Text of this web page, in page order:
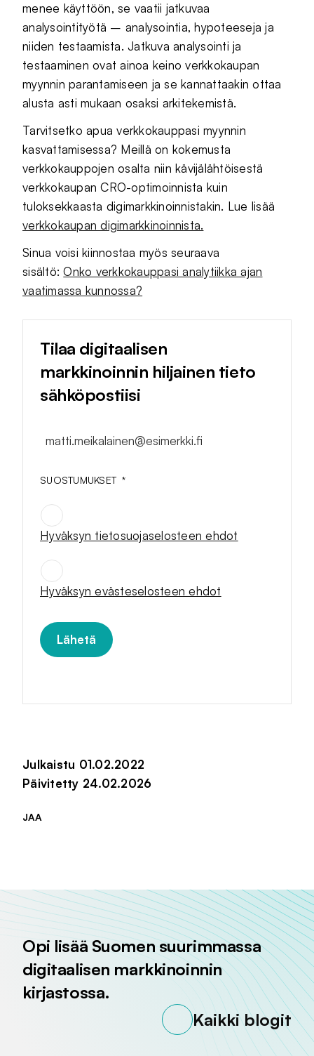
menee käyttöön, se vaatii jatkuvaa
analysointityötä – analysointia, hypoteeseja ja
niiden testaamista. Jatkuva analysointi ja
testaaminen ovat ainoa keino verkkokaupan
myynnin parantamiseen ja se kannattaakin ottaa
alusta asti mukaan osaksi arkitekemistä.
Tarvitsetko apua verkkokauppasi myynnin
kasvattamisessa? Meillä on kokemusta
verkkokauppojen osalta niin kävijälähtöisestä
verkkokaupan CRO-optimoinnista kuin
tuloksekkaasta digimarkkinoinnistakin. Lue lisää
verkkokaupan digimarkkinoinnista.
Sinua voisi kiinnostaa myös seuraava
sisältö:Onko verkkokauppasi analytiikka ajan
vaatimassa kunnossa?
Tilaa digitaalisen
markkinoinnin hiljainen tieto
sähköpostiisi
SUOSTUMUKSET *
Hyväksyn tietosuojaselosteen ehdot
SUOSTUMUKSET
Hyväksyn evästeselosteen ehdot
Julkaistu 01.02.2022
Päivitetty 24.02.2026
JAA
Opi lisää Suomen suurimmassa
digitaalisen markkinoinnin
kirjastossa.
Kaikki blogit